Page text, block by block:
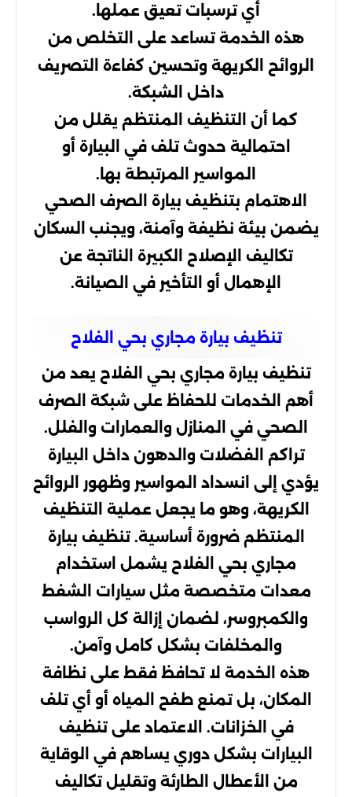
أي ترسبات تعيق عملها.
هذه الخدمة تساعد على التخلص من
الروائح الكريهة وتحسين كفاءة التصريف
داخل الشبكة.
كما أن التنظيف المنتظم يقلل من
احتمالية حدوث تلف في البيارة أو
المواسير المرتبطة بها.
الاهتمام بتنظيف بيارة الصرف الصحي
يضمن بيئة نظيفة وآمنة، ويجنب السكان
تكاليف الإصلاح الكبيرة الناتجة عن
الإهمال أو التأخير في الصيانة.
تنظيف بيارة مجاري بحي الفلاح
تنظيف بيارة مجاري بحي الفلاح يعد من
أهم الخدمات للحفاظ على شبكة الصرف
الصحي في المنازل والعمارات والفلل.
تراكم الفضلات والدهون داخل البيارة
يؤدي إلى انسداد المواسير وظهور الروائح
الكريهة، وهو ما يجعل عملية التنظيف
المنتظم ضرورة أساسية. تنظيف بيارة
مجاري بحي الفلاح يشمل استخدام
معدات متخصصة مثل سيارات الشفط
والكمبروسر، لضمان إزالة كل الرواسب
والمخلفات بشكل كامل وآمن.
هذه الخدمة لا تحافظ فقط على نظافة
المكان، بل تمنع طفح المياه أو أي تلف
في الخزانات. الاعتماد على تنظيف
البيارات بشكل دوري يساهم في الوقاية
من الأعطال الطارئة وتقليل تكاليف